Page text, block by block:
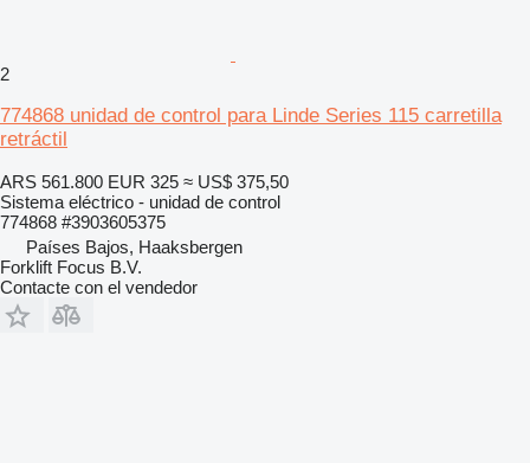
2
774868 unidad de control para Linde Series 115 carretilla
retráctil
ARS 561.800 EUR 325 ≈ US$ 375,50
Sistema eléctrico - unidad de control
774868 #3903605375
Países Bajos, Haaksbergen
Forklift Focus B.V.
Contacte con el vendedor